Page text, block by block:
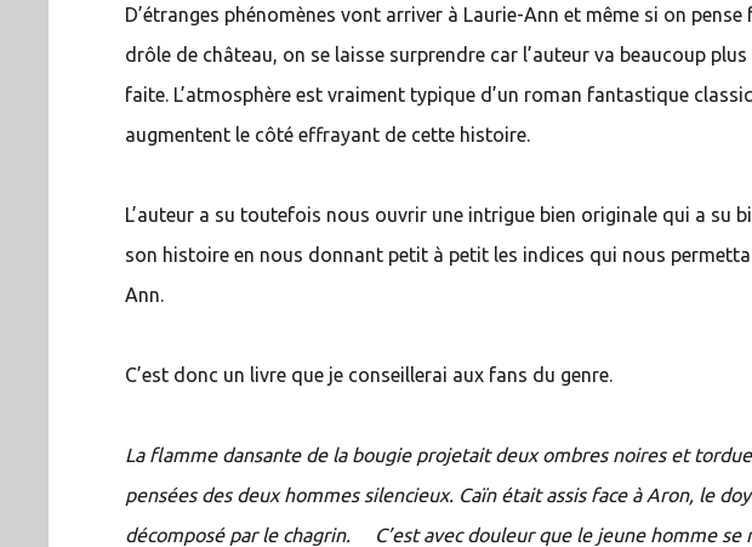
D’étranges phénomènes vont arriver à Laurie-Ann et même si on
drôle de château, on se laisse surprendre car l’auteur va beaucoup
faite. L’atmosphère est vraiment typique d’un roman fantastique
augmentent le côté effrayant de cette histoire.
L’auteur a su toutefois nous ouvrir une intrigue bien originale qui a su
son histoire en nous donnant petit à petit les indices qui nous
Ann.
C’est donc un livre que je conseillerai aux fans du genre.
La flamme dansante de la bougie projetait deux ombres noires et
pensées des deux hommes silencieux. Caïn était assis face à Aron, le
décomposé par le chagrin. C’est avec douleur que le jeune homme